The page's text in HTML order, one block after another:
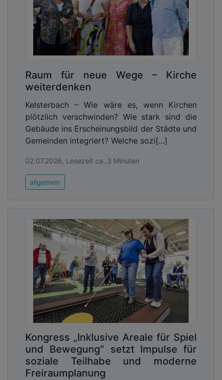
Raum für neue Wege – Kirche
weiterdenken
Kelsterbach – Wie wäre es, wenn Kirchen
plötzlich verschwinden? Wie stark sind die
Gebäude ins Erscheinungsbild der Städte und
Gemeinden integriert? Welche sozi[...]
02.07.2026, Lesezeit ca. 3 Minuten
allgemein
Kongress „Inklusive Areale für Spiel
und Bewegung“ setzt Impulse für
soziale Teilhabe und moderne
Freiraumplanung